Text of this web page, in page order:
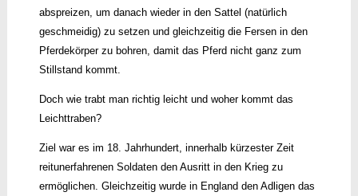
abspreizen, um danach wieder in den Sattel (natürlich
geschmeidig) zu setzen und gleichzeitig die Fersen in den
Pferdekörper zu bohren, damit das Pferd nicht ganz zum
Stillstand kommt.
Doch wie trabt man richtig leicht und woher kommt das
Leichttraben?
Ziel war es im 18. Jahrhundert, innerhalb kürzester Zeit
reitunerfahrenen Soldaten den Ausritt in den Krieg zu
ermöglichen. Gleichzeitig wurde in England den Adligen das